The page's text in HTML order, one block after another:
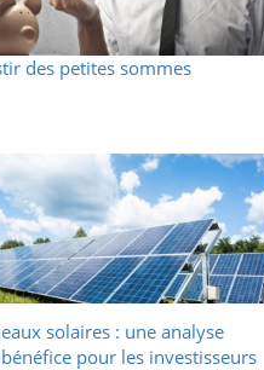
des petites sommes
solaires : une analyse
pour les investisseurs